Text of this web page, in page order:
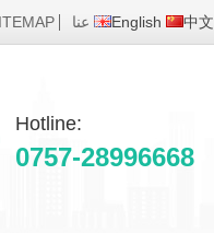
عنا English 中文
Hotline:
0757-28996668